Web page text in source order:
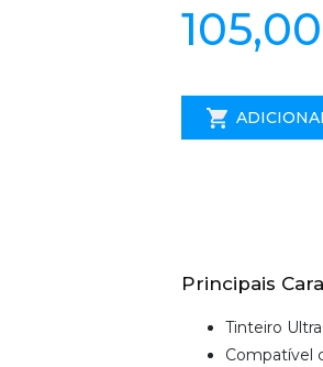
Principais
Tinteiro
Compatível